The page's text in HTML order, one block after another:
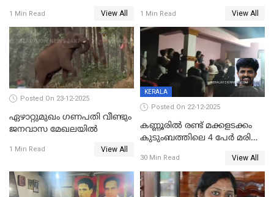
1 Min Read View All 1 Min Read View All
Posted On 23-12-2025
ഏഴാറ്റുമുഖം ഗണപതി വീണ്ടും
ജനവാസ മേഖലയിൽ
1 Min Read View All
KERALA
Posted On 22-12-2025
കണ്ണൂരിൽ രണ്ട് മക്കളടക്കം
കുടുംബത്തിലെ 4 പേർ മരിച്ച
30 Min Read View All